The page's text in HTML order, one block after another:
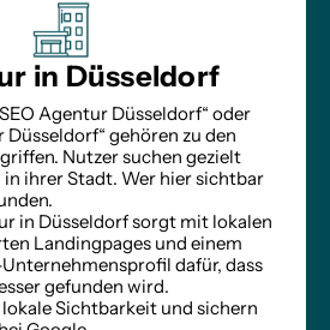
in Düsseldorf
Agentur Düsseldorf“ oder
Düsseldorf“ gehören zu den
Nutzer suchen gezielt
ihrer Stadt. Wer hier sichtbar
in Düsseldorf sorgt mit lokalen
Landingpages und einem
dafür, dass
gefunden wird.
Sichtbarkeit und sichern